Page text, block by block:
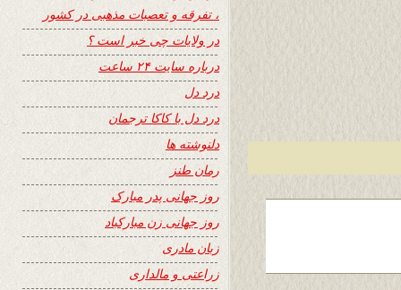
، تفرقه و تعصبات مذهبی در کشور
در ولایات چی خبر است ؟
درباره سایت ۲۴ ساعت
درد دل
درد دل با کاکا ترجمان
دلنوشته ها
رمان طنز
روز جهانی پدر مبارک
روز جهانی زن مبارکباد
زبان مادری
زراعتی و مالداری